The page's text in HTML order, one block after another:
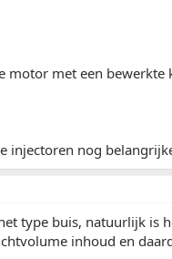
motor met een bewerkte
injectoren nog
type buis, natuurlijk is
inhoud en